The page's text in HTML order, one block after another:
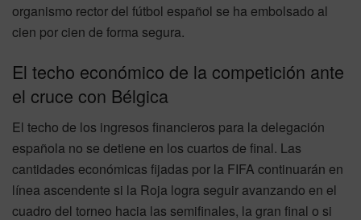
organismo rector del fútbol español se ha embolsado al
cien por cien de forma segura.
El techo económico de la competición ante
el cruce con Bélgica
El techo de los ingresos financieros para la delegación
española no se detiene en los cuartos de final. Las
cantidades económicas fijadas por la FIFA continuarán en
línea ascendente si la Roja logra seguir avanzando en el
cuadro del torneo hacia las semifinales, la gran final o si